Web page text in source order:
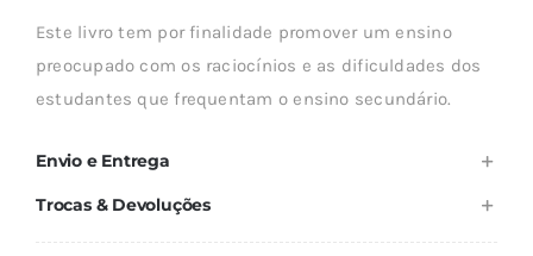
ÁLGEBRA
Este livro tem por finalidade promover um ensino
preocupado com os raciocínios e as dificuldades dos
estudantes que frequentam o ensino secundário.
Envio e Entrega
Trocas & Devoluções